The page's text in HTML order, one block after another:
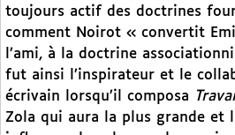
toujours actif des doctrines
comment Noirot « convertit
l’ami, à la doctrine
fut ainsi l’inspirateur et le
écrivain lorsqu’il composa
Zola qui aura la plus grande et